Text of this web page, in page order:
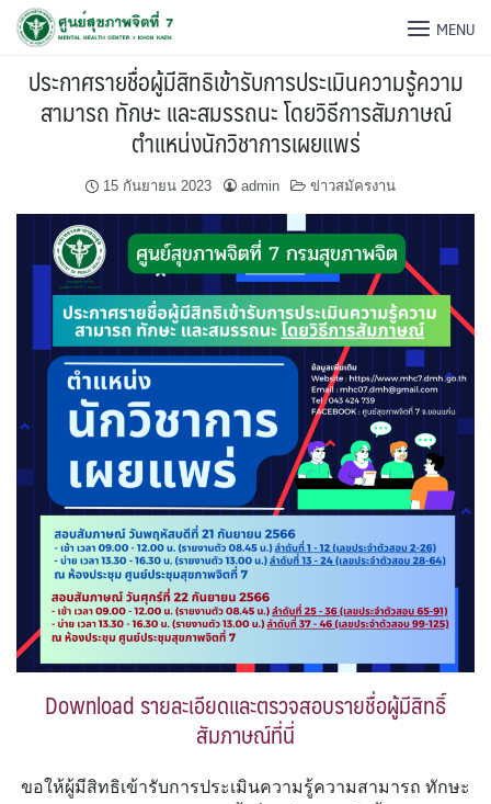
MENU
ประกาศรายชื่อผู้มีสิทธิเข้ารับการประเมินความรู้ความ
สามารถ ทักษะ และสมรรถนะ โดยวิธีการสัมภาษณ์
ตำแหน่งนักวิชาการเผยแพร่
15 กันยายน 2023 admin ข่าวสมัครงาน
Download รายละเอียดและตรวจสอบรายชื่อผู้มีสิทธิ์
สัมภาษณ์ที่นี่
ขอให้ผู้มีสิทธิเข้ารับการประเมินความรู้ความสามารถ ทักษะ